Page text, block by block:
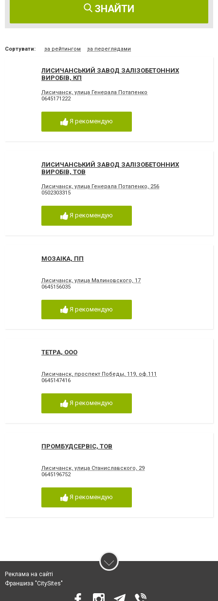
ЗНАЙТИ
Сортувати: за рейтингом за переглядами
ЛИСИЧАНСЬКИЙ ЗАВОД ЗАЛІЗОБЕТОННИХ
ВИРОБІВ, КП
Лисичанск, улица Генерала Потапенко
0645171222
Я рекомендую
ЛИСИЧАНСЬКИЙ ЗАВОД ЗАЛІЗОБЕТОННИХ
ВИРОБІВ, ТОВ
Лисичанск, улица Генерала Потапенко, 256
0502303315
Я рекомендую
МОЗАІКА, ПП
Лисичанск, улица Малиновского, 17
0645156035
Я рекомендую
ТЕТРА, ООО
Лисичанск, проспект Победы, 119, оф.111
0645147416
Я рекомендую
ПРОМБУДСЕРВІС, ТОВ
Лисичанск, улица Станиславского, 29
0645196752
Я рекомендую
Реклама на сайті
Франшиза "CitySites"